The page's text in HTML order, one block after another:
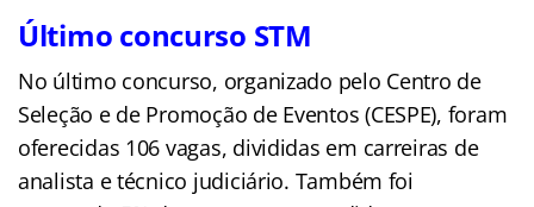
Último concurso STM
No último concurso, organizado pelo Centro de
Seleção e de Promoção de Eventos (CESPE), foram
oferecidas 106 vagas, divididas em carreiras de
analista e técnico judiciário. Também foi